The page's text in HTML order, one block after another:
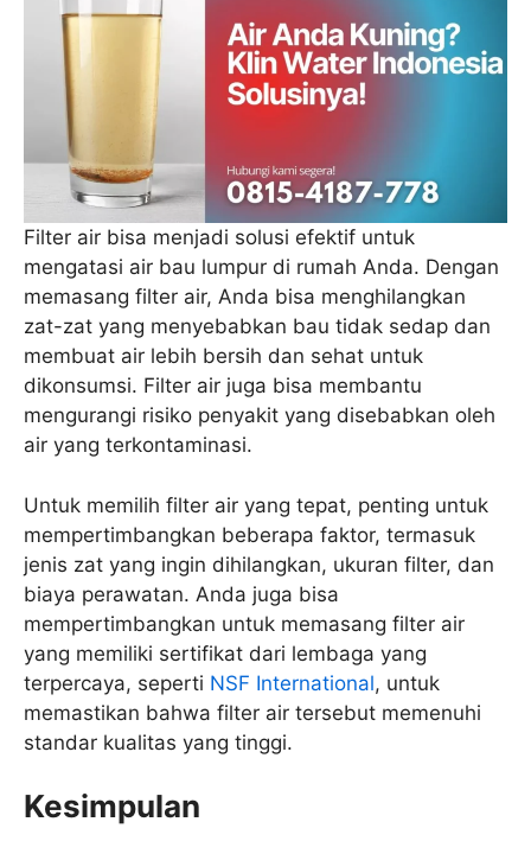
Filter air bisa menjadi solusi efektif untuk
mengatasi air bau lumpur di rumah Anda. Dengan
memasang filter air, Anda bisa menghilangkan
zat-zat yang menyebabkan bau tidak sedap dan
membuat air lebih bersih dan sehat untuk
dikonsumsi. Filter air juga bisa membantu
mengurangi risiko penyakit yang disebabkan oleh
air yang terkontaminasi.
Untuk memilih filter air yang tepat, penting untuk
mempertimbangkan beberapa faktor, termasuk
jenis zat yang ingin dihilangkan, ukuran filter, dan
biaya perawatan. Anda juga bisa
mempertimbangkan untuk memasang filter air
yang memiliki sertifikat dari lembaga yang
terpercaya, seperti NSF International, untuk
memastikan bahwa filter air tersebut memenuhi
standar kualitas yang tinggi.
Kesimpulan